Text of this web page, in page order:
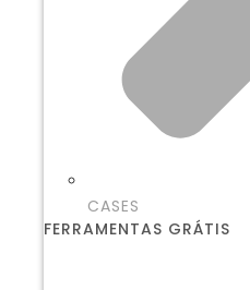
CASES
FERRAMENTAS GRÁTIS